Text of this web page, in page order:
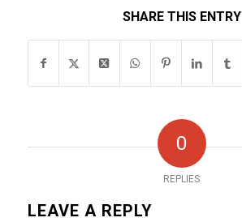
SHARE THIS ENTRY
0
REPLIES
LEAVE A REPLY